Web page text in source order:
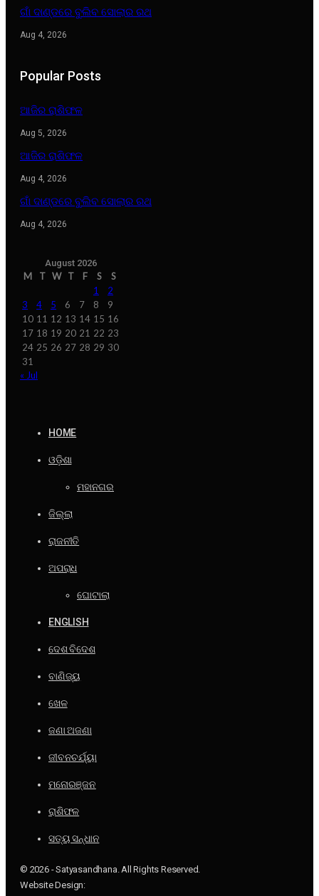
ଗାଁ ଦାଣ୍ଡରେ ବୁଲିବ ସୋଲାର ରଥ
Aug 4, 2026
Popular Posts
ଆଜିର ରାଶିଫଳ
Aug 5, 2026
ଆଜିର ରାଶିଫଳ
Aug 4, 2026
ଗାଁ ଦାଣ୍ଡରେ ବୁଲିବ ସୋଲାର ରଥ
Aug 4, 2026
August 2026
M T W T F S
S
1
2
3
4 5 6 7 8
9
10 11 12 13 14 15 16
17 18 19 20 21 22 23
24 25 26 27 28 29 30
31
« Jul
HOME
ଓଡ଼ିଶା
ମହାନଗର
ଜିଲ୍ଲା
ରାଜନୀତି
ଅପରାଧ
ଘୋଟାଲା
ENGLISH
ଦେଶ ବିଦେଶ
ବାଣିଜ୍ୟ
ଖେଳ
ଜଣା ଅଜଣା
ଜୀବନଚର୍ଯ୍ୟା
ମନୋରଞ୍ଜନ
ରାଶିଫଳ
ସତ୍ୟ ସନ୍ଧାନ
© 2026 - Satyasandhana. All Rights Reserved.
Website Design: